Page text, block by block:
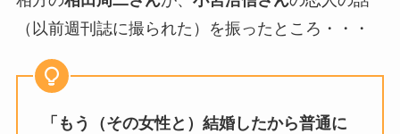
（以前週刊誌に撮られた）を振ったところ・・・
「もう（その女性と）結婚したから普通に